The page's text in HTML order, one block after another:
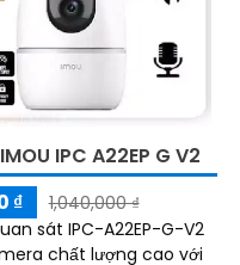
IPC A22EP G V2
₫
1,040,000 ₫
sát IPC-A22EP-G-V2
chất lượng cao với